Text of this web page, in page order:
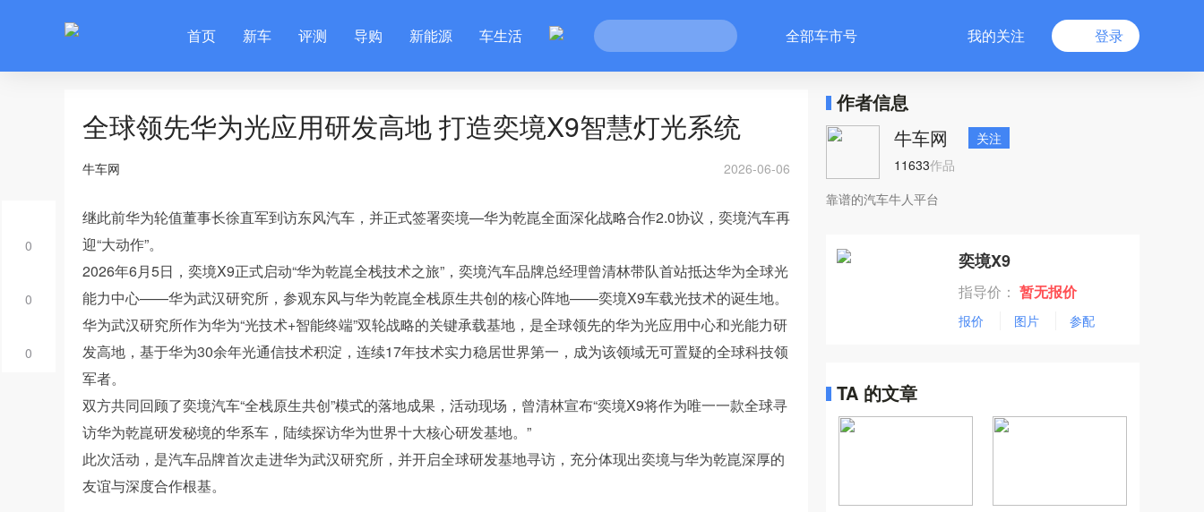
首页 新车 评测 导购 新能源 车生活 全部车市号 我的关注 登录
0
0
0
全球领先华为光应用研发高地 打造奕境X9智慧灯光系统
牛车网 2026-06-06
继此前华为轮值董事长徐直军到访东风汽车，并正式签署奕境—华为乾崑全面深化战略合作2.0协议，奕境汽车再
迎“大动作”。
2026年6月5日，奕境X9正式启动“华为乾崑全栈技术之旅”，奕境汽车品牌总经理曾清林带队首站抵达华为全球光
能力中心——华为武汉研究所，参观东风与华为乾崑全栈原生共创的核心阵地——奕境X9车载光技术的诞生地。
华为武汉研究所作为华为“光技术+智能终端”双轮战略的关键承载基地，是全球领先的华为光应用中心和光能力研
发高地，基于华为30余年光通信技术积淀，连续17年技术实力稳居世界第一，成为该领域无可置疑的全球科技领
军者。
双方共同回顾了奕境汽车“全栈原生共创”模式的落地成果，活动现场，曾清林宣布“奕境X9将作为唯一一款全球寻
访华为乾崑研发秘境的华系车，陆续探访华为世界十大核心研发基地。”
此次活动，是汽车品牌首次走进华为武汉研究所，并开启全球研发基地寻访，充分体现出奕境与华为乾崑深厚的
友谊与深度合作根基。
作者信息
牛车网
关注
11633作品
靠谱的汽车牛人平台
奕境X9
指导价： 暂无报价
报价 图片 参配
TA 的文章